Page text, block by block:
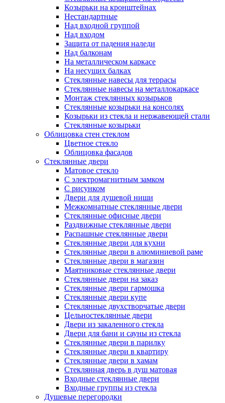
Козырьки на кронштейнах
Нестандартные
Над входной группой
Над входом
Защита от падения наледи
Над балконам
На металлическом каркасе
На несущих балках
Стеклянные навесы для террасы
Стеклянные навесы на металлокаркасе
Монтаж стеклянных козырьков
Стеклянные козырьки на консолях
Козырьки из стекла и нержавеющей стали
Стеклянные козырьки
Облицовка стен стеклом
Цветное стекло
Облицовка фасадов
Стеклянные двери
Матовое стекло
С электромагнитным замком
С рисунком
Двери для душевой ниши
Межкомнатные стеклянные двери
Стеклянные офисные двери
Раздвижные стеклянные двери
Распашные стеклянные двери
Стеклянные двери для кухни
Стеклянные двери в алюминиевой раме
Стеклянные двери в магазин
Маятниковые стеклянные двери
Стеклянные двери на заказ
Стеклянные двери гармошка
Стеклянные двери купе
Стеклянные двухстворчатые двери
Цельностеклянные двери
Двери из закаленного стекла
Двери для бани и сауны из стекла
Стеклянные двери в парилку
Стеклянные двери в квартиру
Стеклянные двери в хамам
Стеклянная дверь в душ матовая
Входные стеклянные двери
Входные группы из стекла
Душевые перегородки